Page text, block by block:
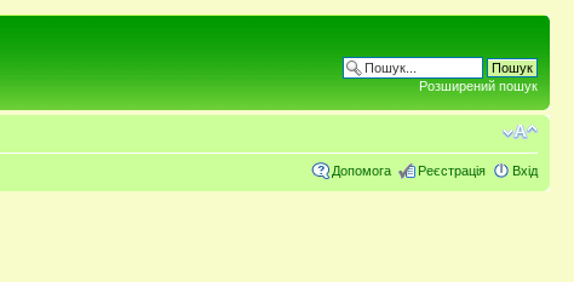
Розширений пошук
Допомога Реєстрація Вхід